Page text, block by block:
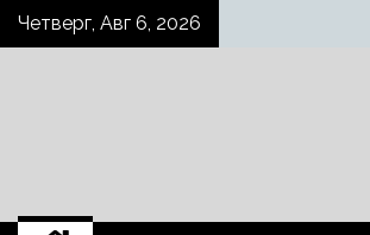
SkipЧетверг, Авг 6, 2026